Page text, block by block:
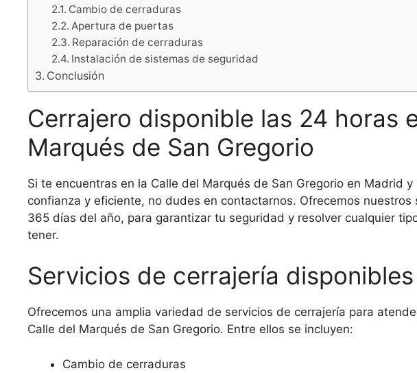
Cambio de cerraduras
Apertura de puertas
Reparación de cerraduras
Instalación de sistemas de seguridad
Conclusión
Cerrajero disponible las 24 horas
Marqués de San Gregorio
Si te encuentras en la Calle del Marqués de San Gregorio en Madrid y
confianza y eficiente, no dudes en contactarnos. Ofrecemos
365 días del año, para garantizar tu seguridad y resolver cualquier
tener.
Servicios de cerrajería disponibles
Ofrecemos una amplia variedad de servicios de cerrajería para
Calle del Marqués de San Gregorio. Entre ellos se incluyen:
Cambio de cerraduras